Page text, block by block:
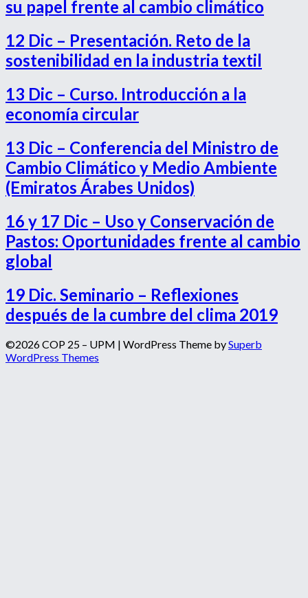
su papel frente al cambio climático
12 Dic – Presentación. Reto de la
sostenibilidad en la industria textil
13 Dic – Curso. Introducción a la
economía circular
13 Dic – Conferencia del Ministro de
Cambio Climático y Medio Ambiente
(Emiratos Árabes Unidos)
16 y 17 Dic – Uso y Conservación de
Pastos: Oportunidades frente al cambio
global
19 Dic. Seminario – Reflexiones
después de la cumbre del clima 2019
©2026 COP 25 – UPM | WordPress Theme bySuperb
WordPress Themes